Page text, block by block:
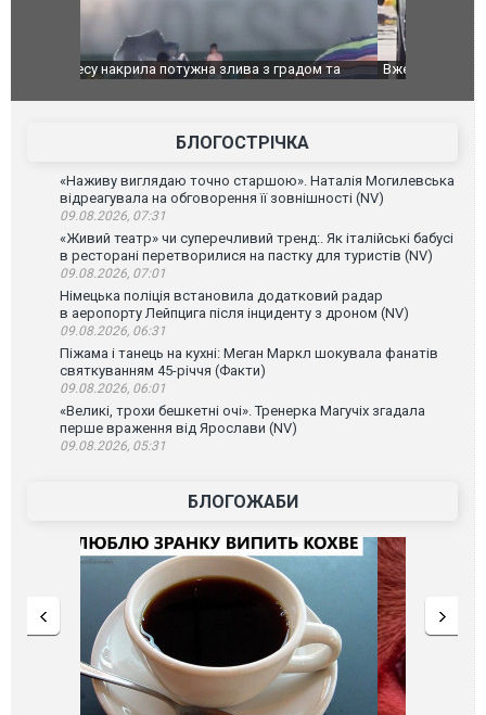
Вже вивели на тести: Ferrari готує оновлення
Вийшов
фільму
БЛОГОСТРІЧКА
«Наживу виглядаю точно старшою». Наталія Могилевська
відреагувала на обговорення її зовнішності (NV)
09.08.2026, 07:31
«Живий театр» чи суперечливий тренд:. Як італійські бабусі
в ресторані перетворилися на пастку для туристів (NV)
09.08.2026, 07:01
Німецька поліція встановила додатковий радар
в аеропорту Лейпцига після інциденту з дроном (NV)
09.08.2026, 06:31
Піжама і танець на кухні: Меган Маркл шокувала фанатів
святкуванням 45-річчя (Факти)
09.08.2026, 06:01
«Великі, трохи бешкетні очі». Тренерка Магучіх згадала
перше враження від Ярослави (NV)
09.08.2026, 05:31
БЛОГОЖАБИ